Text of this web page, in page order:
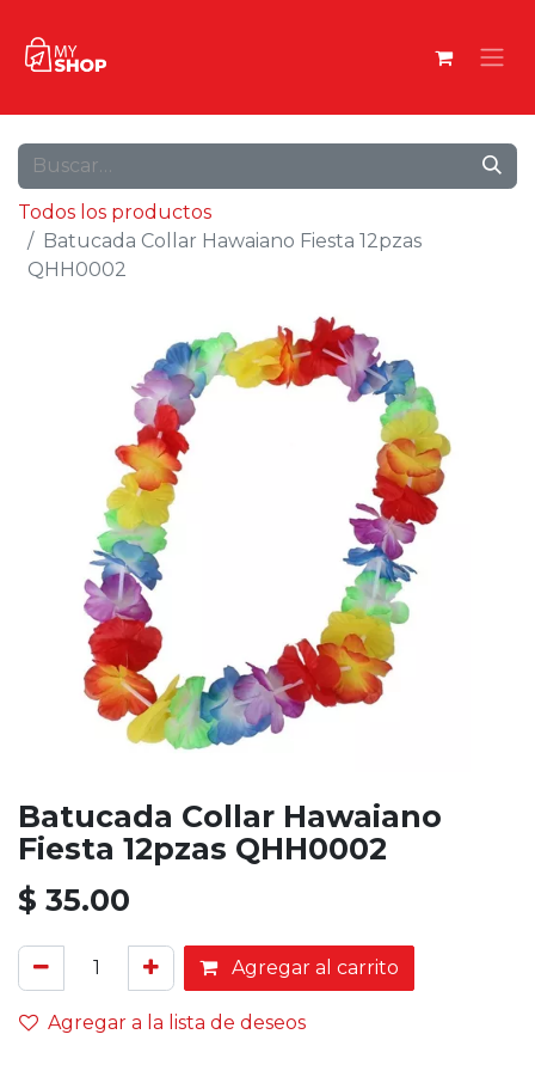
Todos los productos
Batucada Collar Hawaiano Fiesta 12pzas
QHH0002
Batucada Collar Hawaiano
Fiesta 12pzas QHH0002
$ 35.00
Agregar al carrito
Agregar a la lista de deseos